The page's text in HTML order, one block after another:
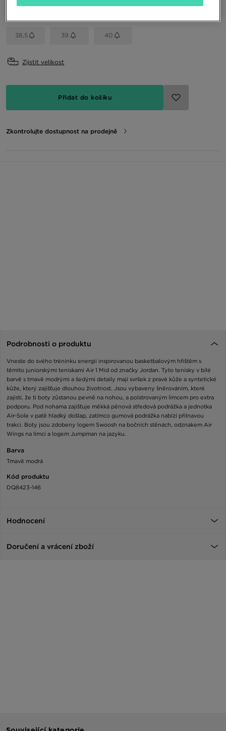
38,5 39 40
Zjistit velikost
Přidat do košíku
Zkontrolujte dostupnost na prodejně
Podrobnosti o produktu
Vneste do svého tréninku energii inspirovanou basketbalovým hřištěm s
těmito juniorskými teniskami Air 1 Mid od značky Jordan. Tyto tenisky v bílé
barvě s tmavě modrými a šedými detaily mají svršek z pravé kůže a syntetické
kůže, který zajišťuje dlouhou životnost. Jsou vybaveny šněrováním, které
zajistí, že ti boty zůstanou pevně na nohou, a polstrovaným límcem pro extra
podporu. Pod nohama zajišťuje měkká pěnová středová podrážka a jednotka
Air-Sole v patě hladký došlap, zatímco gumová podrážka nabízí přilnavou
trakci. Boty jsou zdobeny logem Swoosh na bočních stěnách, odznakem Air
Wings na límci a logem Jumpman na jazyku.
Barva
Tmavě modrá
Kód produktu
DQ8423-146
Hodnocení
Doručení a vrácení zboží